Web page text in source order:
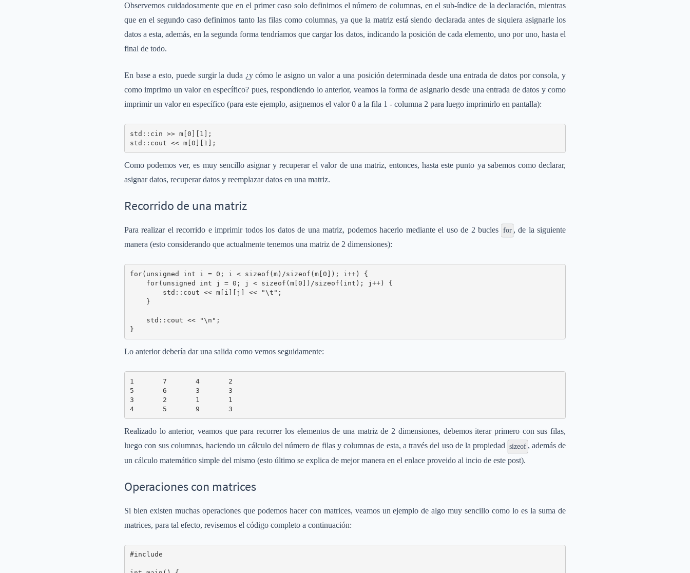
Observemos cuidadosamente que en el primer caso solo definimos el número de columnas, en el sub-índice de la declaración, mientras
que en el segundo caso definimos tanto las filas como columnas, ya que la matriz está siendo declarada antes de siquiera asignarle los
datos a esta, además, en la segunda forma tendríamos que cargar los datos, indicando la posición de cada elemento, uno por uno, hasta el
final de todo.
En base a esto, puede surgir la duda ¿y cómo le asigno un valor a una posición determinada desde una entrada de datos por consola, y
como imprimo un valor en específico? pues, respondiendo lo anterior, veamos la forma de asignarlo desde una entrada de datos y como
imprimir un valor en específico (para este ejemplo, asignemos el valor 0 a la fila 1 - columna 2 para luego imprimirlo en pantalla):
std::cin >> m[0][1];
std::cout << m[0][1];
Como podemos ver, es muy sencillo asignar y recuperar el valor de una matriz, entonces, hasta este punto ya sabemos como declarar,
asignar datos, recuperar datos y reemplazar datos en una matriz.
Recorrido de una matriz
Para realizar el recorrido e imprimir todos los datos de una matriz, podemos hacerlo mediante el uso de 2 bucles for , de la siguiente
manera (esto considerando que actualmente tenemos una matriz de 2 dimensiones):
for(unsigned int i = 0; i < sizeof(m)/sizeof(m[0]); i++) {
    for(unsigned int j = 0; j < sizeof(m[0])/sizeof(int); j++) {
        std::cout << m[i][j] << "\t";
    }
    std::cout << "\n";
}
Lo anterior debería dar una salida como vemos seguidamente:
1       7       4       2
5       6       3       3
3       2       1       1
4       5       9       3
Realizado lo anterior, veamos que para recorrer los elementos de una matriz de 2 dimensiones, debemos iterar primero con sus filas,
luego con sus columnas, haciendo un cálculo del número de filas y columnas de esta, a través del uso de la propiedad sizeof , además de
un cálculo matemático simple del mismo (esto último se explica de mejor manera en el enlace proveido al incio de este post).
Operaciones con matrices
Si bien existen muchas operaciones que podemos hacer con matrices, veamos un ejemplo de algo muy sencillo como lo es la suma de
matrices, para tal efecto, revisemos el código completo a continuación:
#include